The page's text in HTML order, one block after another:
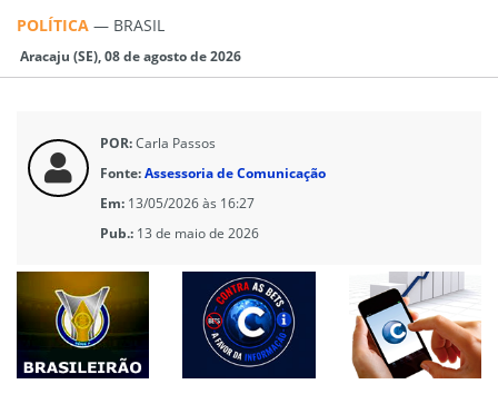
POLÍTICA — BRASIL
Aracaju (SE), 08 de agosto de 2026
POR:Carla Passos
Fonte:Assessoria de Comunicação
Em: 13/05/2026 às 16:27
Pub.: 13 de maio de 2026